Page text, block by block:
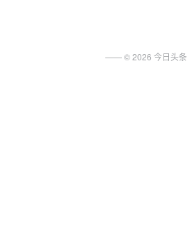
—— ©2026 今日头条